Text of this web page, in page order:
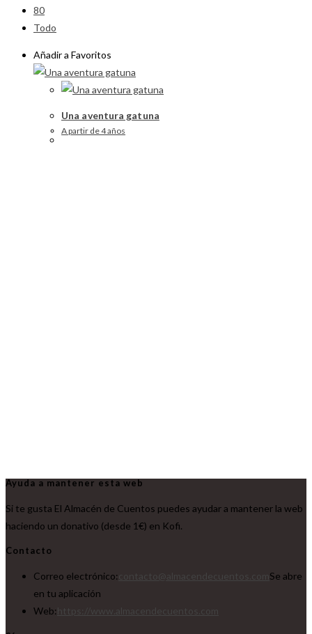
80
Todo
Añadir a Favoritos
Una aventura gatuna
A partir de 4 años
Ayuda a mantener esta web
Si te gusta El Almacén de Cuentos puedes ayudar a mantener la web
haciendo un donativo (desde 1€) en Kofi.
Contacto
Correo electrónico:
Se abre
en tu aplicación
Web: